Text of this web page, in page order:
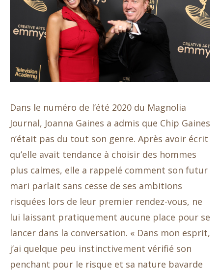
Dans le numéro de l’été 2020 du Magnolia
Journal, Joanna Gaines a admis que Chip Gaines
n’était pas du tout son genre. Après avoir écrit
qu’elle avait tendance à choisir des hommes
plus calmes, elle a rappelé comment son futur
mari parlait sans cesse de ses ambitions
risquées lors de leur premier rendez-vous, ne
lui laissant pratiquement aucune place pour se
lancer dans la conversation. « Dans mon esprit,
j’ai quelque peu instinctivement vérifié son
penchant pour le risque et sa nature bavarde